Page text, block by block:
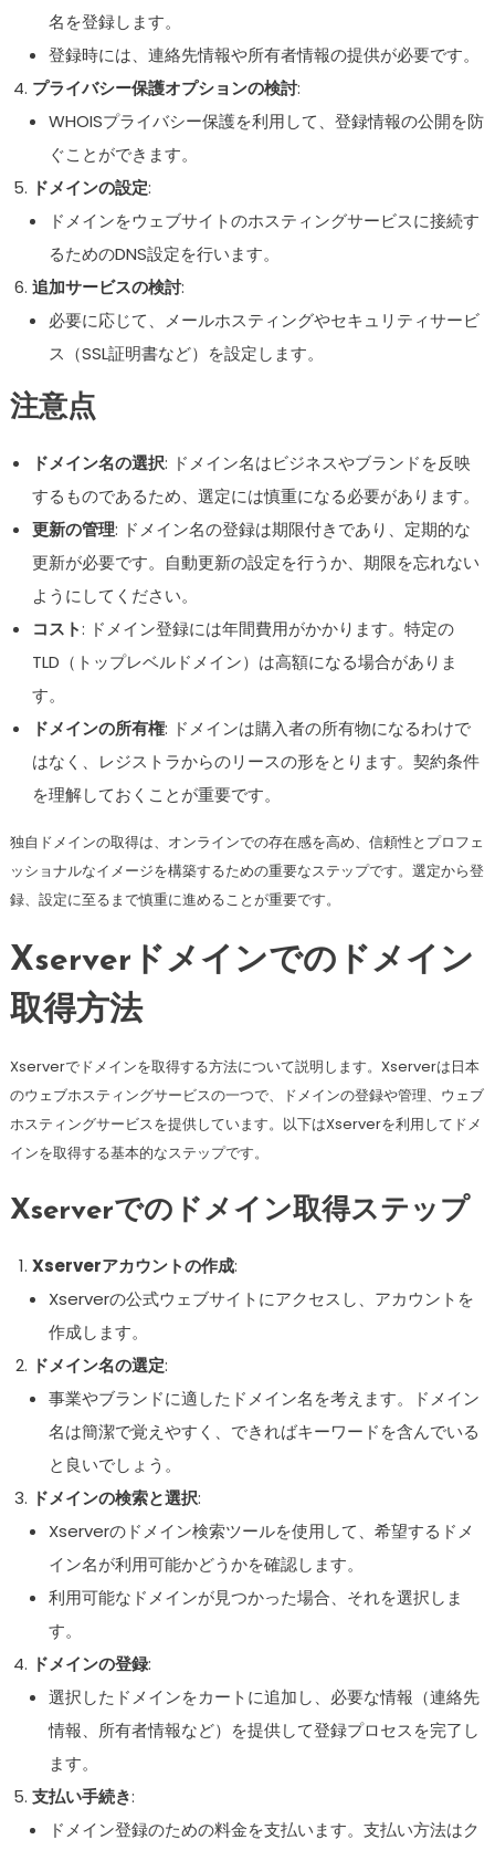
名を登録します。
登録時には、連絡先情報や所有者情報の提供が必要です。
プライバシー保護オプションの検討:
WHOISプライバシー保護を利用して、登録情報の公開を防
ぐことができます。
ドメインの設定:
ドメインをウェブサイトのホスティングサービスに接続す
るためのDNS設定を行います。
追加サービスの検討:
必要に応じて、メールホスティングやセキュリティサービ
ス（SSL証明書など）を設定します。
注意点
ドメイン名の選択: ドメイン名はビジネスやブランドを反映
するものであるため、選定には慎重になる必要があります。
更新の管理: ドメイン名の登録は期限付きであり、定期的な
更新が必要です。自動更新の設定を行うか、期限を忘れない
ようにしてください。
コスト: ドメイン登録には年間費用がかかります。特定の
TLD（トップレベルドメイン）は高額になる場合がありま
す。
ドメインの所有権: ドメインは購入者の所有物になるわけで
はなく、レジストラからのリースの形をとります。契約条件
を理解しておくことが重要です。
独自ドメインの取得は、オンラインでの存在感を高め、信頼性とプロフェ
ッショナルなイメージを構築するための重要なステップです。選定から登
録、設定に至るまで慎重に進めることが重要です。
Xserverドメインでのドメイン
取得方法
Xserverでドメインを取得する方法について説明します。Xserverは日本
のウェブホスティングサービスの一つで、ドメインの登録や管理、ウェブ
ホスティングサービスを提供しています。以下はXserverを利用してドメ
インを取得する基本的なステップです。
Xserverでのドメイン取得ステップ
Xserverアカウントの作成:
Xserverの公式ウェブサイトにアクセスし、アカウントを
作成します。
ドメイン名の選定:
事業やブランドに適したドメイン名を考えます。ドメイン
名は簡潔で覚えやすく、できればキーワードを含んでいる
と良いでしょう。
ドメインの検索と選択:
Xserverのドメイン検索ツールを使用して、希望するドメ
イン名が利用可能かどうかを確認します。
利用可能なドメインが見つかった場合、それを選択しま
す。
ドメインの登録:
選択したドメインをカートに追加し、必要な情報（連絡先
情報、所有者情報など）を提供して登録プロセスを完了し
ます。
支払い手続き:
ドメイン登録のための料金を支払います。支払い方法はク